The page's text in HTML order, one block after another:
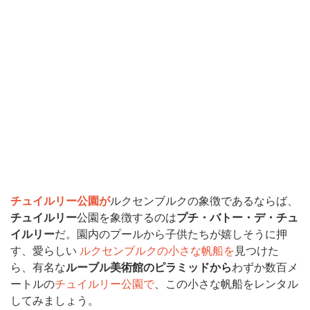
チュイルリー公園がルクセンブルクの象徴であるならば、
チュイルリー公園を象徴するのはプチ・バトー・デ・チュ
イルリーだ。園内のプールから子供たちが嬉しそうに押
す、愛らしい ルクセンブルクの小さな帆船を見つけた
ら、有名なルーブル美術館のピラミッドからわずか数百メ
ートルのチュイルリー公園で、この小さな帆船をレンタル
してみましょう。